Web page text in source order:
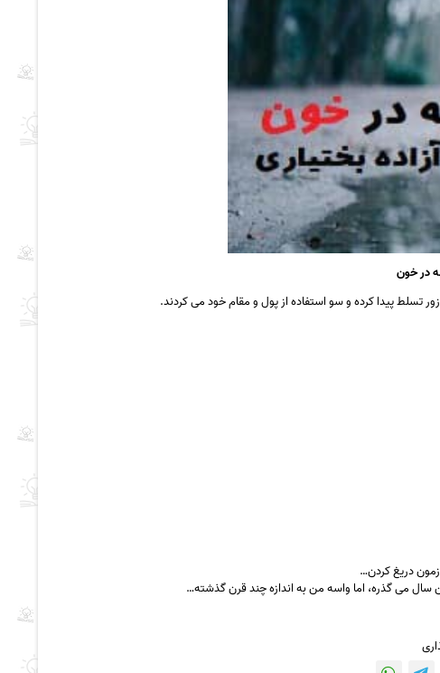
در خون
تسلط پیدا کرده و سو استفاده از پول و مقام خود می کردند.
دریغ کردن…
می گذره، اما واسه من به اندازه چند قرن گذشته…